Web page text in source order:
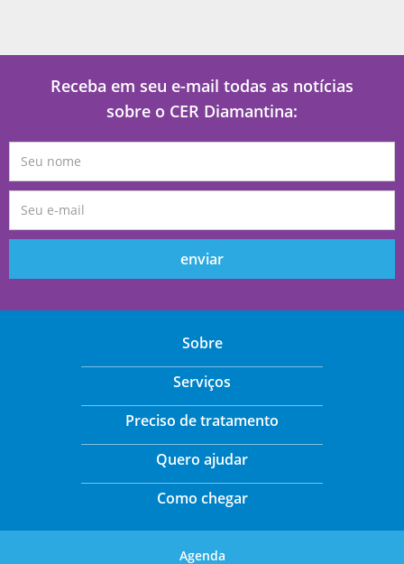
Receba em seu e-mail todas as notícias
sobre o CER Diamantina:
Sobre
Serviços
Preciso de tratamento
Quero ajudar
Como chegar
Agenda